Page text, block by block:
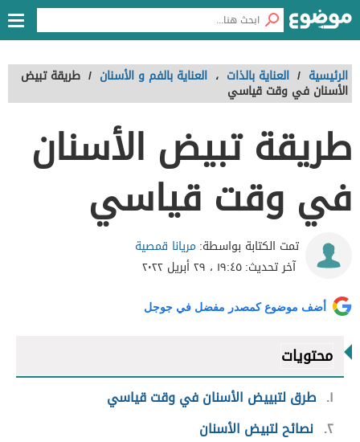
الرئيسية / العناية بالذات ، العناية بالفم و الأسنان / طريقة تبيض
الأسنان في وقت قياسي
طريقة تبيض الأسنان
في وقت قياسي
تمت الكتابة بواسطة: مريانا قمصية
آخر تحديث:١٩:٤٥ ، ٢٩ أبريل ٢٠٢٢
أضف موضوع كمصدر مفضل في جوجل
محتويات
١ طرق لتبييض الأسنان في وقت قياسي
٢ نصائح لتبيض الأسنان